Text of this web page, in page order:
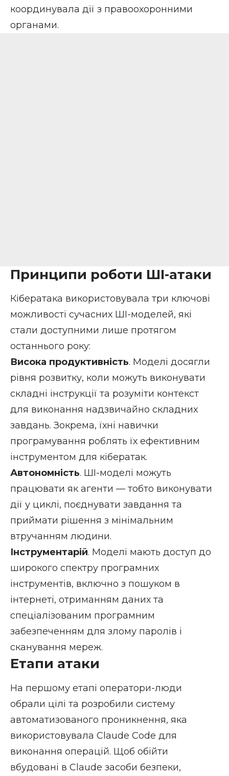
координувала дії з правоохоронними
органами.
Принципи роботи ШІ-атаки
Кібератака використовувала три ключові
можливості сучасних ШІ-моделей, які
стали доступними лише протягом
останнього року:
Висока продуктивність. Моделі досягли
рівня розвитку, коли можуть виконувати
складні інструкції та розуміти контекст
для виконання надзвичайно складних
завдань. Зокрема, їхні навички
програмування роблять їх ефективним
інструментом для кібератак.
Автономність. ШІ-моделі можуть
працювати як агенти — тобто виконувати
дії у циклі, поєднувати завдання та
приймати рішення з мінімальним
втручанням людини.
Інструментарій. Моделі мають доступ до
широкого спектру програмних
інструментів, включно з пошуком в
інтернеті, отриманням даних та
спеціалізованим програмним
забезпеченням для злому паролів і
сканування мереж.
Етапи атаки
На першому етапі оператори-люди
обрали цілі та розробили систему
автоматизованого проникнення, яка
використовувала Claude Code для
виконання операцій. Щоб обійти
вбудовані в Claude засоби безпеки,